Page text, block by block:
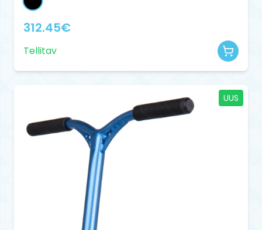
312.45€
Tellitav
UUS